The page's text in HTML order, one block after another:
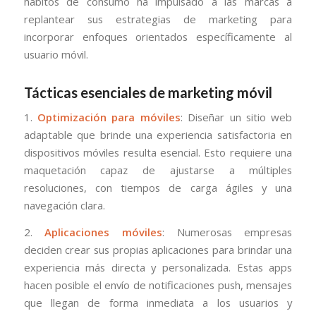
replantear sus estrategias de marketing para
incorporar enfoques orientados específicamente al
usuario móvil.
Tácticas esenciales de marketing móvil
1. Optimización para móviles: Diseñar un sitio web
adaptable que brinde una experiencia satisfactoria en
dispositivos móviles resulta esencial. Esto requiere una
maquetación capaz de ajustarse a múltiples
resoluciones, con tiempos de carga ágiles y una
navegación clara.
2.Aplicaciones móviles: Numerosas empresas
deciden crear sus propias aplicaciones para brindar una
experiencia más directa y personalizada. Estas apps
hacen posible el envío de notificaciones push, mensajes
que llegan de forma inmediata a los usuarios y